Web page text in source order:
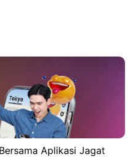
Aplikasi Jagat